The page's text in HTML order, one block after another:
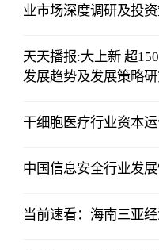
业市场深度调研及投
天天播报:大上新 超
发展趋势及发展策略
干细胞医疗行业资本
中国信息安全行业发
当前速看：海南三亚